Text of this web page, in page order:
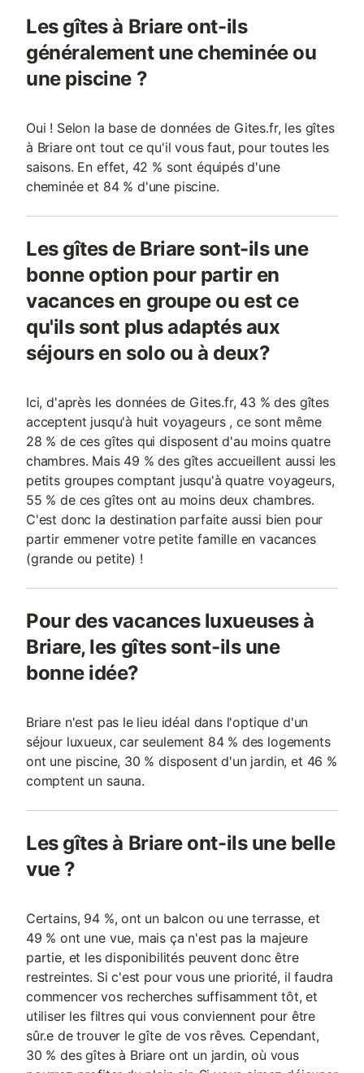
Les gîtes à Briare ont-ils
généralement une cheminée ou
une piscine ?
Oui ! Selon la base de données de Gites.fr, les gîtes
à Briare ont tout ce qu'il vous faut, pour toutes les
saisons. En effet, 42 % sont équipés d'une
cheminée et 84 % d'une piscine.
Les gîtes de Briare sont-ils une
bonne option pour partir en
vacances en groupe ou est ce
qu'ils sont plus adaptés aux
séjours en solo ou à deux?
Ici, d'après les données de Gites.fr, 43 % des gîtes
acceptent jusqu'à huit voyageurs , ce sont même
28 % de ces gîtes qui disposent d'au moins quatre
chambres. Mais 49 % des gîtes accueillent aussi les
petits groupes comptant jusqu'à quatre voyageurs,
55 % de ces gîtes ont au moins deux chambres.
C'est donc la destination parfaite aussi bien pour
partir emmener votre petite famille en vacances
(grande ou petite) !
Pour des vacances luxueuses à
Briare, les gîtes sont-ils une
bonne idée?
Briare n'est pas le lieu idéal dans l'optique d'un
séjour luxueux, car seulement 84 % des logements
ont une piscine, 30 % disposent d'un jardin, et 46 %
comptent un sauna.
Les gîtes à Briare ont-ils une belle
vue ?
Certains, 94 %, ont un balcon ou une terrasse, et
49 % ont une vue, mais ça n'est pas la majeure
partie, et les disponibilités peuvent donc être
restreintes. Si c'est pour vous une priorité, il faudra
commencer vos recherches suffisamment tôt, et
utiliser les filtres qui vous conviennent pour être
sûr.e de trouver le gîte de vos rêves. Cependant,
30 % des gîtes à Briare ont un jardin, où vous